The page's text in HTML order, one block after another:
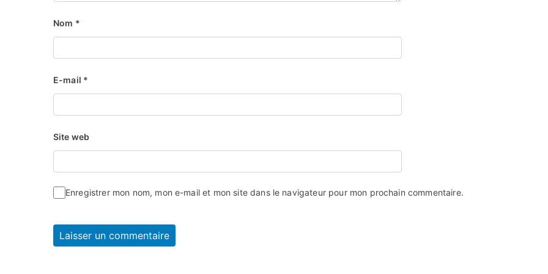
Nom *
E-mail *
Site web
Enregistrer mon nom, mon e-mail et mon site dans le navigateur pour mon prochain commentaire.